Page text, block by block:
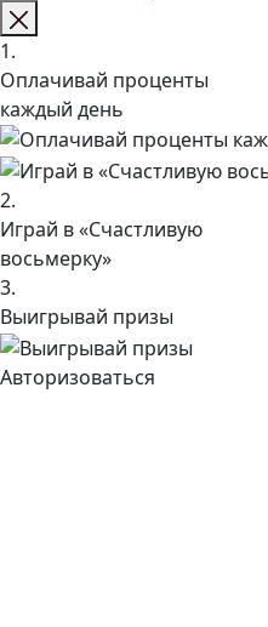
1.
Оплачивай проценты
каждый день
2.
Играй в «Счастливую
восьмерку»
3.
Выигрывай призы
Авторизоваться